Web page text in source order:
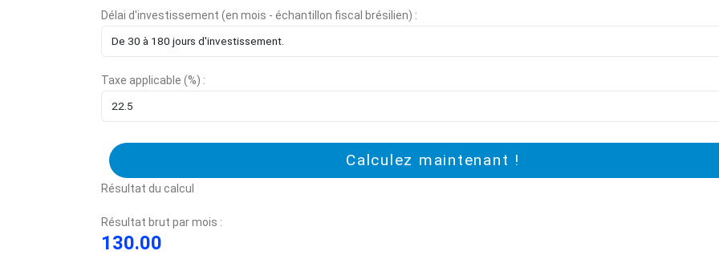
Délai d'investissement (en mois - échantillon fiscal brésilien) :
Taxe applicable (%) :
Calculez maintenant !
Résultat du calcul
Résultat brut par mois :
130.00